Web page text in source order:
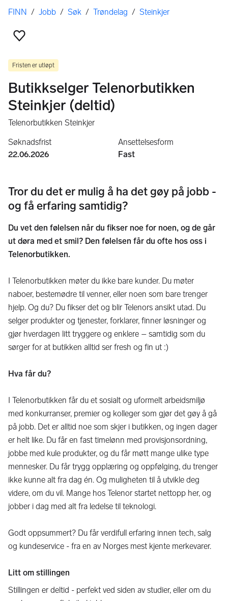
Her er du
FINN / Jobb / Søk / Trøndelag / Steinkjer
Fristen er utløpt
Butikkselger Telenorbutikken
Steinkjer (deltid)
Telenorbutikken Steinkjer
Søknadsfrist
22.06.2026
Ansettelsesform
Fast
Tror du det er mulig å ha det gøy på jobb -
og få erfaring samtidig?
Du vet den følelsen når du fikser noe for noen, og de går
ut døra med et smil? Den følelsen får du ofte hos oss i
Telenorbutikken.
I Telenorbutikken møter du ikke bare kunder. Du møter
naboer, bestemødre til venner, eller noen som bare trenger
hjelp. Og du? Du fikser det og blir Telenors ansikt utad. Du
selger produkter og tjenester, forklarer, finner løsninger og
gjør hverdagen litt tryggere og enklere – samtidig som du
sørger for at butikken alltid ser fresh og fin ut :)
Hva får du?
I Telenorbutikken får du et sosialt og uformelt arbeidsmiljø
med konkurranser, premier og kolleger som gjør det gøy å gå
på jobb. Det er alltid noe som skjer i butikken, og ingen dager
er helt like. Du får en fast timelønn med provisjonsordning,
jobbe med kule produkter, og du får møtt mange ulike type
mennesker. Du får trygg opplæring og oppfølging, du trenger
ikke kunne alt fra dag én. Og muligheten til å utvikle deg
videre, om du vil. Mange hos Telenor startet nettopp her, og
jobber i dag med alt fra ledelse til teknologi.
Godt oppsummert? Du får verdifull erfaring innen tech, salg
og kundeservice - fra en av Norges mest kjente merkevarer.
Litt om stillingen
Stillingen er deltid - perfekt ved siden av studier, eller om du